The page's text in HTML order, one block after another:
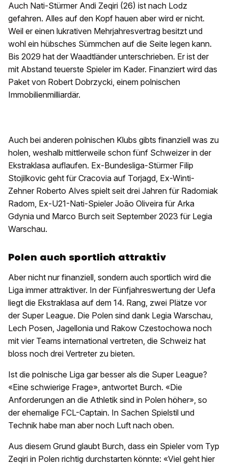
Auch Nati-Stürmer Andi Zeqiri (26) ist nach Lodz
gefahren. Alles auf den Kopf hauen aber wird er nicht.
Weil er einen lukrativen Mehrjahresvertrag besitzt und
wohl ein hübsches Sümmchen auf die Seite legen kann.
Bis 2029 hat der Waadtländer unterschrieben. Er ist der
mit Abstand teuerste Spieler im Kader. Finanziert wird das
Paket von Robert Dobrzycki, einem polnischen
Immobilienmilliardär.
Auch bei anderen polnischen Klubs gibts finanziell was zu
holen, weshalb mittlerweile schon fünf Schweizer in der
Ekstraklasa auflaufen. Ex-Bundesliga-Stürmer Filip
Stojilkovic geht für Cracovia auf Torjagd, Ex-Winti-
Zehner Roberto Alves spielt seit drei Jahren für Radomiak
Radom, Ex-U21-Nati-Spieler João Oliveira für Arka
Gdynia und Marco Burch seit September 2023 für Legia
Warschau.
Polen auch sportlich attraktiv
Aber nicht nur finanziell, sondern auch sportlich wird die
Liga immer attraktiver. In der Fünfjahreswertung der Uefa
liegt die Ekstraklasa auf dem 14. Rang, zwei Plätze vor
der Super League. Die Polen sind dank Legia Warschau,
Lech Posen, Jagellonia und Rakow Czestochowa noch
mit vier Teams international vertreten, die Schweiz hat
bloss noch drei Vertreter zu bieten.
Ist die polnische Liga gar besser als die Super League?
«Eine schwierige Frage», antwortet Burch. «Die
Anforderungen an die Athletik sind in Polen höher», so
der ehemalige FCL-Captain. In Sachen Spielstil und
Technik habe man aber noch Luft nach oben.
Aus diesem Grund glaubt Burch, dass ein Spieler vom Typ
Zeqiri in Polen richtig durchstarten könnte: «Viel geht hier